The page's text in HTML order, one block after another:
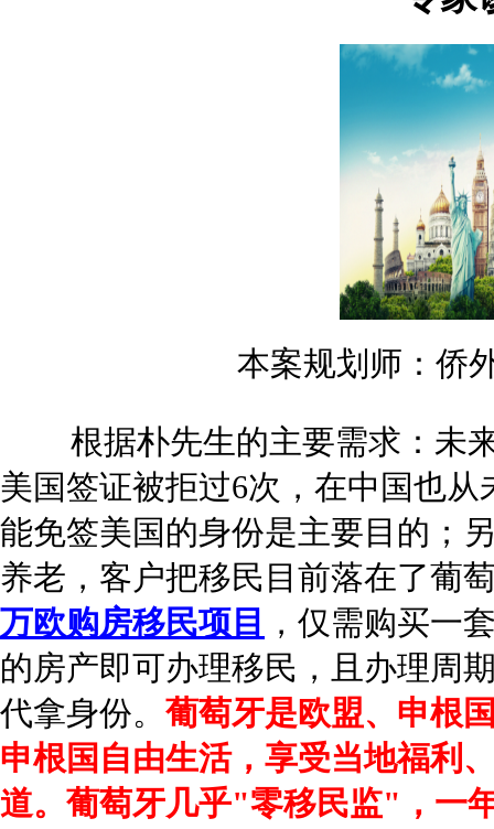
本案规划师：侨
根据朴先生的主要需求：未来
美国签证被拒过6次，在中国也
能免签美国的身份是主要目的；
养老，客户把移民目前落在了葡
万欧购房移民项目
，仅需购买一
的房产即可办理移民，且办理周
代拿身份。 葡萄牙是欧盟、申根
申根国自由生活，享受当地福利
道。葡萄牙几乎"零移民监"，一